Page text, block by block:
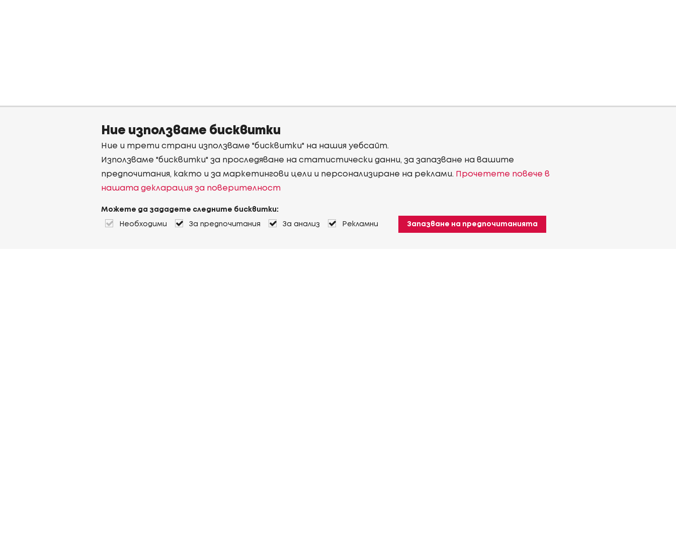
Ние използваме бисквитки
Ние и трети страни използваме "бисквитки" на нашия уебсайт.
Използваме "бисквитки" за проследяване на статистически данни, за запазване на вашите
предпочитания, както и за маркетингови цели и персонализиране на реклами. Прочетете повече в
нашата декларация за поверителност
Можете да зададете следните бисквитки:
Необходими За предпочитания За анализ Рекламни Запазване на предпочитанията